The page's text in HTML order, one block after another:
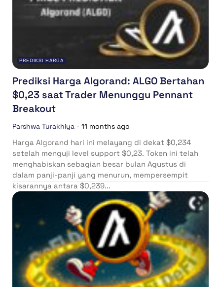
PREDIKSI HARGA
Prediksi Harga Algorand: ALGO Bertahan
$0,23 saat Trader Menunggu Pennant
Breakout
Parshwa Turakhiya - 11 months ago
Harga Algorand hari ini melayang di dekat $0,234
setelah menguji level support $0,23. Token ini telah
menghabiskan sebagian besar bulan Agustus di
dalam panji-panji yang menurun, mempersempit
kisarannya antara $0,239...